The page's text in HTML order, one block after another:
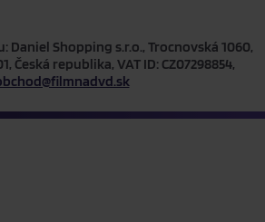
Daniel Shopping s.r.o., Trocnovská 1060,
Česká republika, VAT ID: CZ07298854,